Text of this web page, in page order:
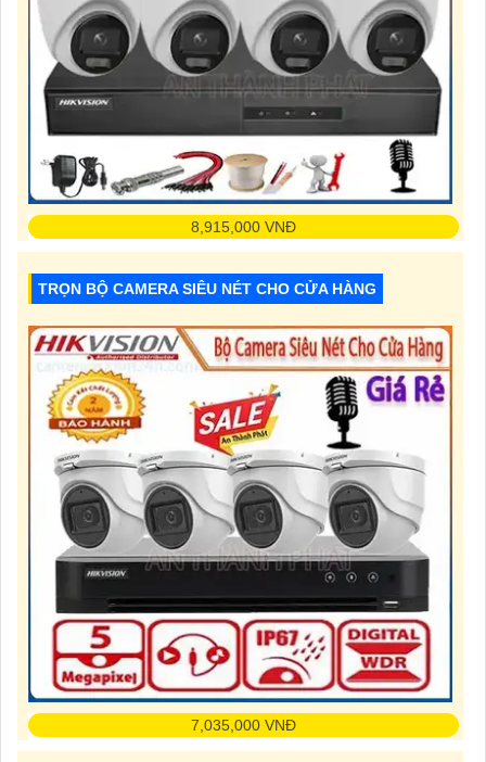
8,915,000 VNĐ
Độ Phân Giải: 2.0 MP
Chức Năng:Thu Âm
Xem Ban Đêm:Full Color 30m
TRỌN BỘ CAMERA SIÊU NÉT CHO CỬA HÀNG
7,035,000 VNĐ
Độ Phân Giải: 5.0 MP